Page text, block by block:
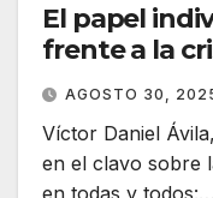
El papel
frente a la
AGOSTO 30,
Víctor Daniel
en el clavo sobre
en todas y todos:…